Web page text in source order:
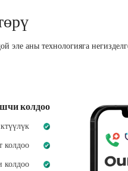
эле аны технологияга
колдоо
колдоо
колдоо